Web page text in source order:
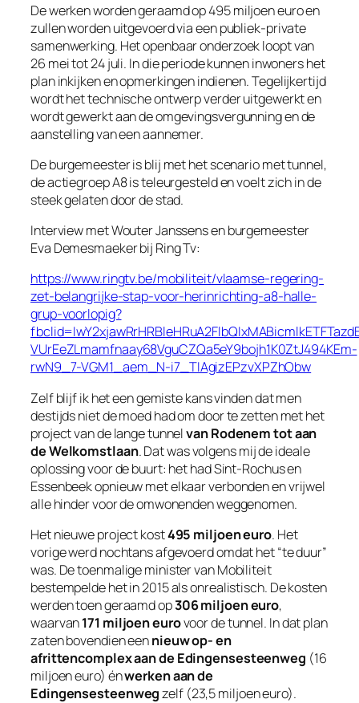
De werken worden geraamd op 495 miljoen euro en
zullen worden uitgevoerd via een publiek-private
samenwerking. Het openbaar onderzoek loopt van
26 mei tot 24 juli. In die periode kunnen inwoners het
plan inkijken en opmerkingen indienen. Tegelijkertijd
wordt het technische ontwerp verder uitgewerkt en
wordt gewerkt aan de omgevingsvergunning en de
aanstelling van een aannemer.
De burgemeester is blij met het scenario met tunnel,
de actiegroep A8 is teleurgesteld en voelt zich in de
steek gelaten door de stad.
Interview met Wouter Janssens en burgemeester
Eva Demesmaeker bij Ring Tv:
https://www.ringtv.be/mobiliteit/vlaamse-regering-
zet-belangrijke-stap-voor-herinrichting-a8-halle-
grup-voorlopig?
VUrEeZLmamfnaay68VguCZQa5eY9bojh1K0ZtJ494KEm-
rwN9_7-VGM1_aem_N-i7_TIAgizEPzvXPZhObw
Zelf blijf ik het een gemiste kans vinden dat men
destijds niet de moed had om door te zetten met het
project van de lange tunnelvan Rodenem tot aan
de Welkomstlaan. Dat was volgens mij de ideale
oplossing voor de buurt: het had Sint‑Rochus en
Essenbeek opnieuw met elkaar verbonden en vrijwel
alle hinder voor de omwonenden weggenomen.
Het nieuwe project kost495 miljoen euro. Het
vorige werd nochtans afgevoerd omdat het “te duur”
was. De toenmalige minister van Mobiliteit
bestempelde het in 2015 als onrealistisch. De kosten
werden toen geraamd op306 miljoen euro,
waarvan171 miljoen eurovoor de tunnel. In dat plan
zaten bovendien eennieuw op- en
afrittencomplex aan de Edingensesteenweg (16
miljoen euro) énwerken aan de
Edingensesteenwegzelf (23,5 miljoen euro).